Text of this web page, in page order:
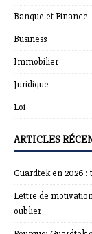
Banque et Finance
Business
Immobilier
Juridique
Loi
ARTICLES
Guardtek en 2026 :
Lettre de
oublier